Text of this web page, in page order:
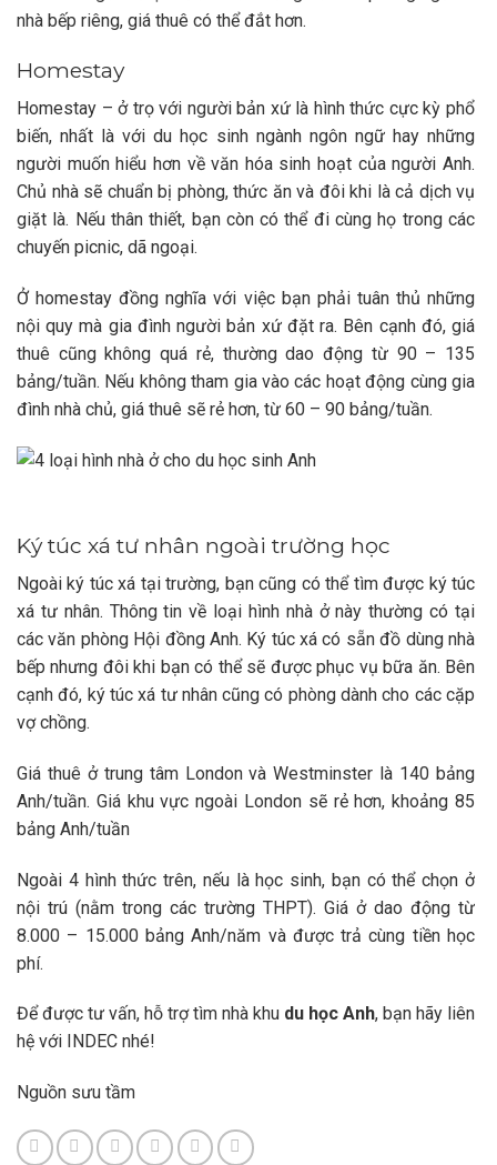
nhà bếp riêng, giá thuê có thể đắt hơn.
Homestay
Homestay – ở trọ với người bản xứ là hình thức cực kỳ phổ
biến, nhất là với du học sinh ngành ngôn ngữ hay những
người muốn hiểu hơn về văn hóa sinh hoạt của người Anh.
Chủ nhà sẽ chuẩn bị phòng, thức ăn và đôi khi là cả dịch vụ
giặt là. Nếu thân thiết, bạn còn có thể đi cùng họ trong các
chuyến picnic, dã ngoại.
Ở homestay đồng nghĩa với việc bạn phải tuân thủ những
nội quy mà gia đình người bản xứ đặt ra. Bên cạnh đó, giá
thuê cũng không quá rẻ, thường dao động từ 90 – 135
bảng/tuần. Nếu không tham gia vào các hoạt động cùng gia
đình nhà chủ, giá thuê sẽ rẻ hơn, từ 60 – 90 bảng/tuần.
Ký túc xá tư nhân ngoài trường học
Ngoài ký túc xá tại trường, bạn cũng có thể tìm được ký túc
xá tư nhân. Thông tin về loại hình nhà ở này thường có tại
các văn phòng Hội đồng Anh. Ký túc xá có sẵn đồ dùng nhà
bếp nhưng đôi khi bạn có thể sẽ được phục vụ bữa ăn. Bên
cạnh đó, ký túc xá tư nhân cũng có phòng dành cho các cặp
vợ chồng.
Giá thuê ở trung tâm London và Westminster là 140 bảng
Anh/tuần. Giá khu vực ngoài London sẽ rẻ hơn, khoảng 85
bảng Anh/tuần
Ngoài 4 hình thức trên, nếu là học sinh, bạn có thể chọn ở
nội trú (nằm trong các trường THPT). Giá ở dao động từ
8.000 – 15.000 bảng Anh/năm và được trả cùng tiền học
phí.
Để được tư vấn, hỗ trợ tìm nhà khu du học Anh, bạn hãy liên
hệ với INDEC nhé!
Nguồn sưu tầm